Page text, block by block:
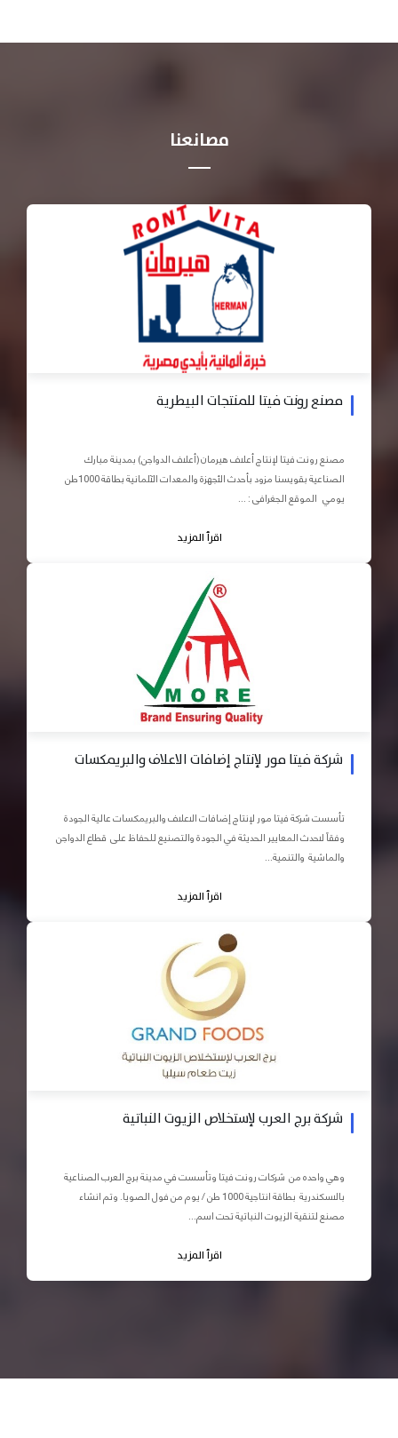
مصانعنا
مصنع رونت فيتا للمنتجات البيطرية
مصنع رونت فيتا لإنتاج أعلاف هيرمان (أعلاف الدواجن) بمدينة مبارك
الصناعية بقويسنا مزود بأحدث الأجهزة والمعدات الآلمانية بطاقة 1000طن
يومي الموقع الجغرافى : ...
اقرأ المزيد
شركة فيتا مور لإنتاج إضافات الاعلاف والبريمكسات
تأسست شركة فيتا مور لإنتاج إضافات الاعلاف والبريمكسات عالية الجودة
وفقاً لاحدث المعايير الحديثة في الجودة والتصنيع للحفاظ على قطاع الدواجن
والماشية والتنمية...
اقرأ المزيد
شركة برج العرب لإستخلاص الزيوت النباتية
وهي واحده من شركات رونت فيتا وتأسست في مدينة برج العرب الصناعية
بالاسكندرية بطاقة انتاجية 1000 طن / يوم من فول الصويا. وتم انشاء
مصنع لتنقية الزيوت النباتية تحت اسم...
اقرأ المزيد